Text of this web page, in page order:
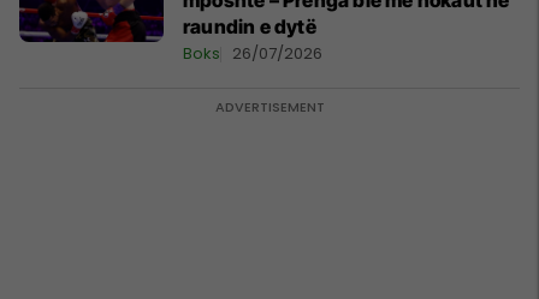
raundin e dytë
Boks 26/07/2026